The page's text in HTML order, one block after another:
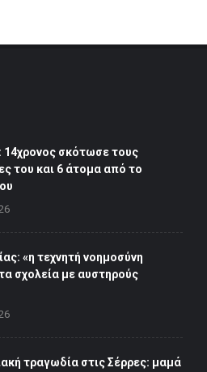
14χρονος σκότωσε τους
του και 6 άτομα από το
«η τεχνητή νοημοσύνη
σχολεία με αυστηρούς
τραγωδία στις Σέρρες: μαμά